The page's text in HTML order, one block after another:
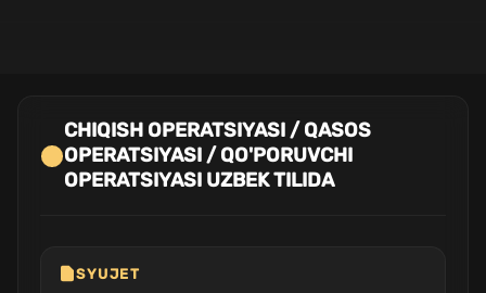
CHIQISH OPERATSIYASI / QASOS
OPERATSIYASI / QO'PORUVCHI
OPERATSIYASI UZBEK TILIDA
SYUJET